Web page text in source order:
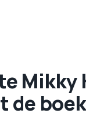
Mikky
de